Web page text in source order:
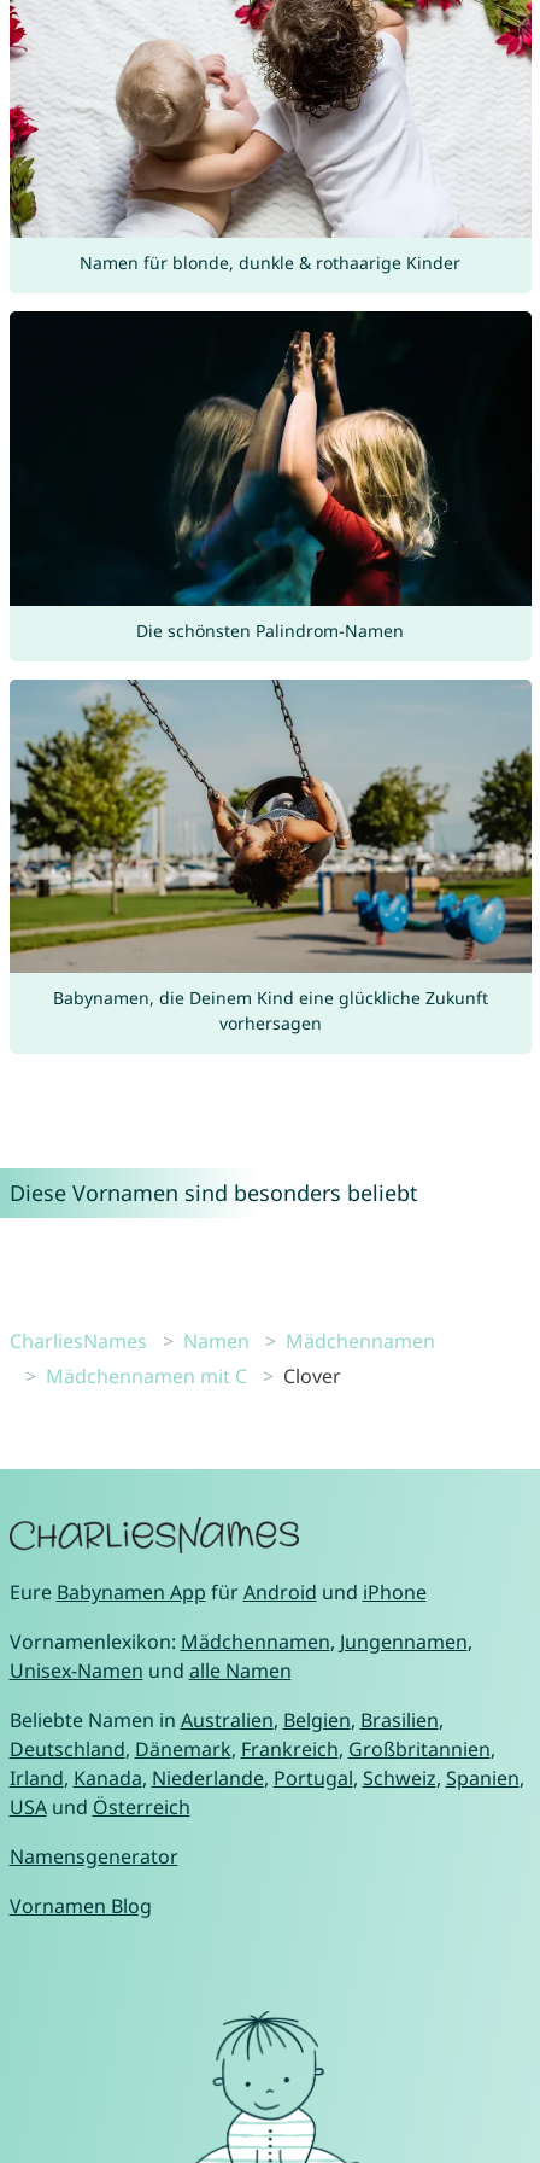
Namen für blonde, dunkle & rothaarige Kinder
Die schönsten Palindrom-Namen
Babynamen, die Deinem Kind eine glückliche Zukunft
vorhersagen
Diese Vornamen sind besonders beliebt
CharliesNames Namen
Mädchennamen
Mädchennamen mit C
Clover
Eure Babynamen App fürAndroid und iPhone
Vornamenlexikon: Mädchennamen, Jungennamen,
Unisex-Namen und alle Namen
Beliebte Namen in Australien, Belgien, Brasilien,
Deutschland, Dänemark, Frankreich, Großbritannien,
Irland, Kanada, Niederlande, Portugal, Schweiz, Spanien,
USAund Österreich
Namensgenerator
Vornamen Blog